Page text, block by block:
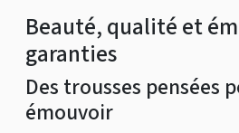
Beauté, qualité et
garanties
Des trousses pensées
émouvoir